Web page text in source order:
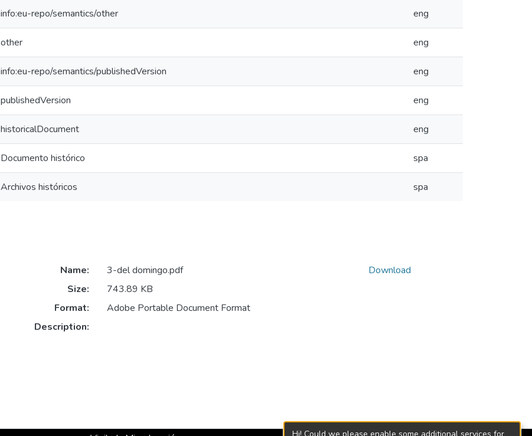
info:eu-repo/semantics/other eng
other eng
info:eu-repo/semantics/publishedVersion eng
publishedVersion eng
historicalDocument eng
Documento histórico spa
Archivos históricos spa
Name:
3-del domingo.pdf
Size:
743.89 KB
Format:
Adobe Portable Document Format
Description:
Download